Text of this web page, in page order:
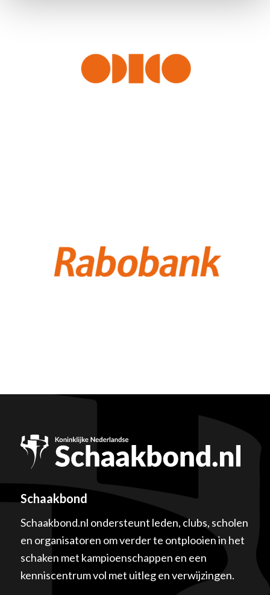
Schaakbond
Schaakbond.nl ondersteunt leden, clubs, scholen
en organisatoren om verder te ontplooien in het
schaken met kampioenschappen en een
kenniscentrum vol met uitleg en verwijzingen.